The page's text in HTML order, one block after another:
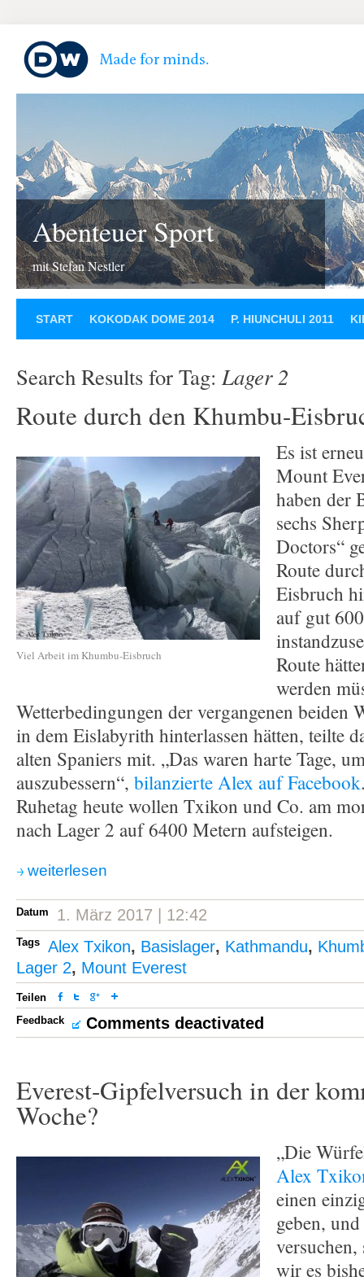
Abenteuer Sport
mit Stefan Nestler
START KOKODAK DOME 2014 P. HIUNCHULI 2011
Search Results for Tag: Lager 2
Route durch den Khumbu-
Viel Arbeit im Khumbu-Eisbruch
Es ist
Mount
haben der
sechs
Doctors“
Route
Eisbruch
auf gut
Route
werden
Wetterbedingungen der vergangenen beiden
in dem Eislabyrith hinterlassen hätten, teilte
alten Spaniers mit. „Das waren harte Tage,
auszubessern“, bilanzierte Alex auf Facebook
Ruhetag heute wollen Txikon und Co. am
nach Lager 2 auf 6400 Metern aufsteigen.
weiterlesen
Datum 1. März 2017 | 12:42
Tags Alex Txikon, Basislager, Kathmandu,
Lager 2, Mount Everest
Teilen
Feedback
Comments deactivated
Everest-Gipfelversuch in der
Woche?
„Die
Alex
einen
geben,
wir es